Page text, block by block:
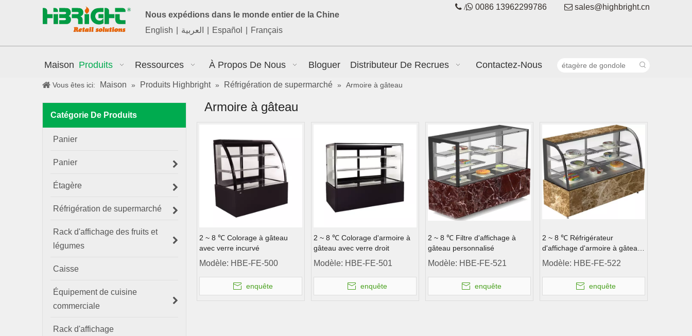
Nous expédions dans le monde entier de la Chine
English
العربية Español Français
 / 0086 13962299786  sales@highbright.cn
Maison Produits Ressources À Propos De Nous Bloguer Distributeur De Recrues Contactez-Nous
Vous êtes ici: Maison » Produits Highbright » Réfrigération de supermarché » Armoire à gâteau
Catégorie De Produits
Panier
Panier
Étagère
Réfrigération de supermarché
Rack d'affichage des fruits et
légumes
Caisse
Équipement de cuisine
commerciale
Rack d'affichage
Armoire à gâteau
2 ~ 8 ℃ Colorage à gâteau
avec verre incurvé
Modèle: HBE-FE-500
enquête
2 ~ 8 ℃ Colorage d'armoire à
gâteau avec verre droit
Modèle: HBE-FE-501
enquête
2 ~ 8 ℃ Filtre d'affichage à
gâteau personnalisé
Modèle: HBE-FE-521
enquête
2 ~ 8 ℃ Réfrigérateur
d'affichage d'armoire à gâteaux
personnalisé
Modèle: HBE-FE-522
enquête